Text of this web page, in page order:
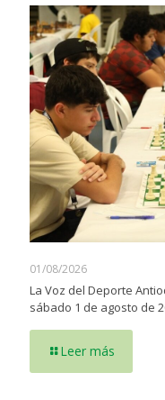
01/08/2026
La Voz del Deporte
sábado 1 de agosto de
Leer más